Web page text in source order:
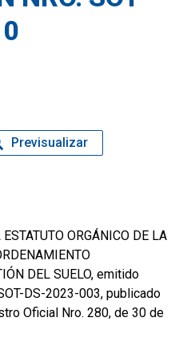
ORGÁNICO DE LA
DEL SUELO, emitido
DS-2023-003, publicado
Oficial Nro. 280, de 30 de
Previsualizar